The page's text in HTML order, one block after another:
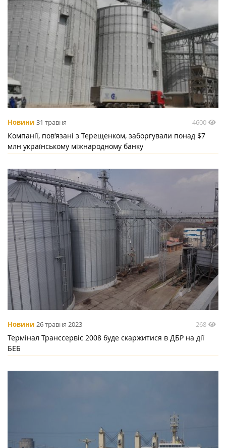
Новини 31 травня 4600
Компанії, пов’язані з Терещенком, заборгували понад $7
млн українському міжнародному банку
Новини 26 травня 2023 268
Термінал Транссервіс 2008 буде скаржитися в ДБР на дії
БЕБ